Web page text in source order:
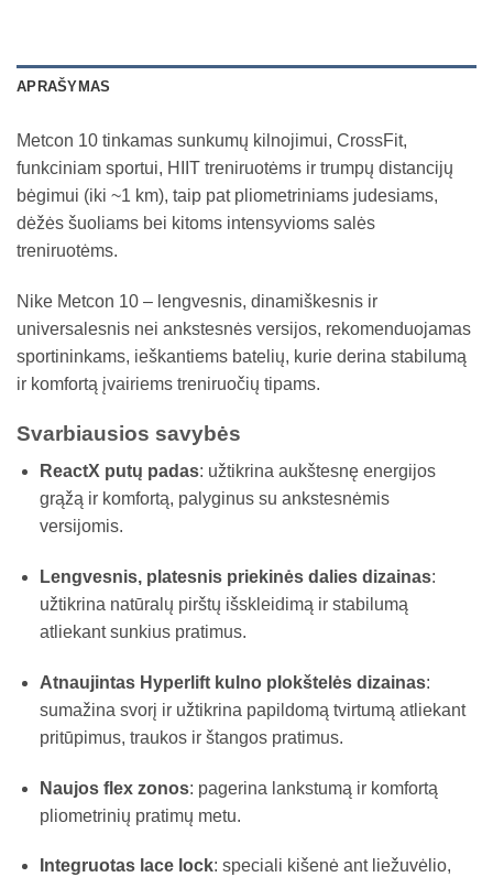
APRAŠYMAS
Metcon 10 tinkamas sunkumų kilnojimui, CrossFit,
funkciniam sportui, HIIT treniruotėms ir trumpų distancijų
bėgimui (iki ~1 km), taip pat pliometriniams judesiams,
dėžės šuoliams bei kitoms intensyvioms salės
treniruotėms.
Nike Metcon 10 – lengvesnis, dinamiškesnis ir
universalesnis nei ankstesnės versijos, rekomenduojamas
sportininkams, ieškantiems batelių, kurie derina stabilumą
ir komfortą įvairiems treniruočių tipams.
Svarbiausios savybės
ReactX putų padas: užtikrina aukštesnę energijos
grąžą ir komfortą, palyginus su ankstesnėmis
versijomis.
Lengvesnis, platesnis priekinės dalies dizainas:
užtikrina natūralų pirštų išskleidimą ir stabilumą
atliekant sunkius pratimus.
Atnaujintas Hyperlift kulno plokštelės dizainas:
sumažina svorį ir užtikrina papildomą tvirtumą atliekant
pritūpimus, traukos ir štangos pratimus.
Naujos flex zonos: pagerina lankstumą ir komfortą
pliometrinių pratimų metu.
Integruotas lace lock: speciali kišenė ant liežuvėlio,